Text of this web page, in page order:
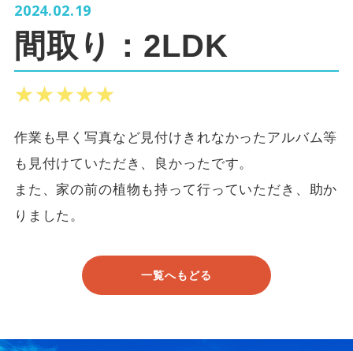
2024.02.19
間取り：2LDK
★★★★★
★★★★★
作業も早く写真など見付けきれなかったアルバム等
も見付けていただき、良かったです。
また、家の前の植物も持って行っていただき、助か
りました。
一覧へもどる